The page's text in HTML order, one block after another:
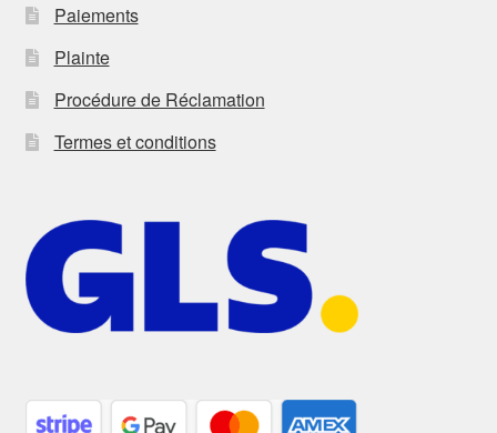
Paiements
Plainte
Procédure de Réclamation
Termes et conditions